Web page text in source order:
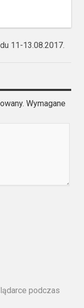
11-13.08.2017.
Wymagane
podczas